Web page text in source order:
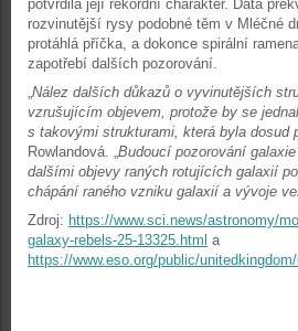
potvrdila její rekordní charakter. Data
rozvinutější rysy podobné těm v Mléčné
protáhlá příčka, a dokonce spirální
zapotřebí dalších pozorování.
Nález dalších důkazů o vyvinutějších
vzrušujícím objevem, protože by se
s takovými strukturami, která byla dosud
Rowlandová. „ Budoucí pozorování
dalšími objevy raných rotujících galaxií
chápání raného vzniku galaxií a vývoje
Zdroj: https://www.sci.news/astronomy/
galaxy-rebels-25-13325.html a
https://www.eso.org/public/